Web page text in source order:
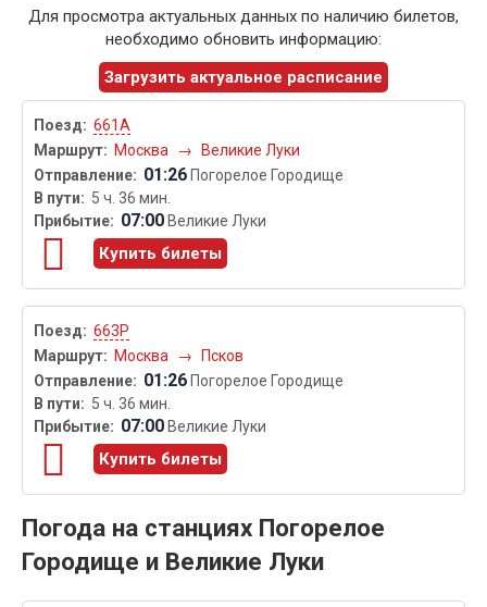
Для просмотра актуальных данных по наличию билетов,
необходимо обновить информацию:
Загрузить актуальное расписание
661А
Москва
→ Великие Луки
01:26 Погорелое Городище
5 ч. 36 мин.
07:00 Великие Луки
Купить билеты
663Р
Москва
→ Псков
01:26 Погорелое Городище
5 ч. 36 мин.
07:00 Великие Луки
Купить билеты
Погода на станциях Погорелое
Городище и Великие Луки